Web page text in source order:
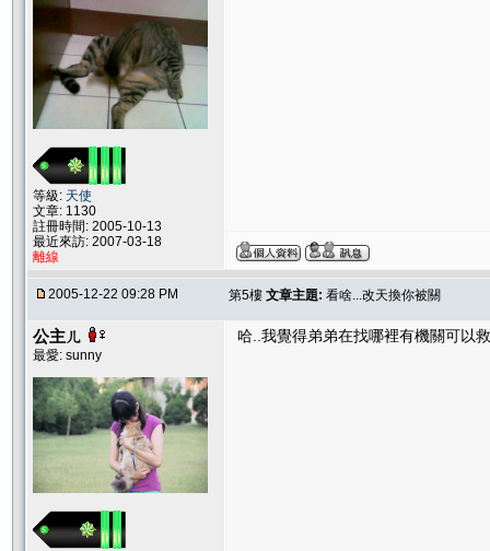
等級: 天使
文章: 1130
註冊時間: 2005-10-13
最近來訪: 2007-03-18
離線
2005-12-22 09:28 PM 第5樓 文章主題: 看啥...改天換你被關
公主ㄦ
最愛: sunny
哈..我覺得弟弟在找哪裡有機關可以